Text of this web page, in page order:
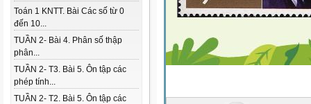
Toán 1 KNTT. Bài Các số từ 0
đến 10...
TUẦN 2- Bài 4. Phân số thập
phân...
TUẦN 2- T3. Bài 5. Ôn tập các
phép tính...
TUẦN 2- T2. Bài 5. Ôn tập các